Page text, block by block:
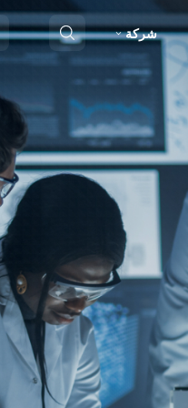
شركة
ملخص
مدونة
شراكة
جهات الاتصال